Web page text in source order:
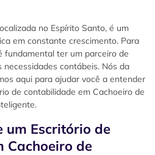
no Espírito Santo, é um
em constante crescimento. Para
fundamental ter um parceiro de
contábeis. Nós da
aqui para ajudar você a entender
de contabilidade em Cachoeiro de
Escritório de
Cachoeiro de